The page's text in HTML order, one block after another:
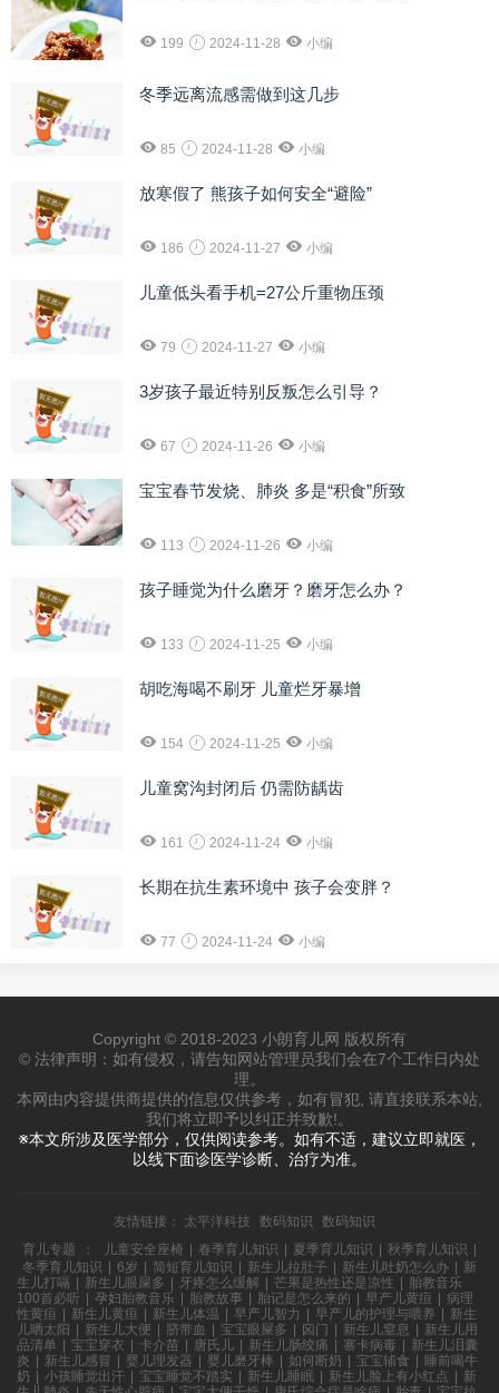
199 2024-11-28 小编
冬季远离流感需做到这几步
85 2024-11-28 小编
放寒假了 熊孩子如何安全“避险”
186 2024-11-27 小编
儿童低头看手机=27公斤重物压颈
79 2024-11-27 小编
3岁孩子最近特别反叛怎么引导？
67 2024-11-26 小编
宝宝春节发烧、肺炎 多是“积食”所致
113 2024-11-26 小编
孩子睡觉为什么磨牙？磨牙怎么办？
133 2024-11-25 小编
胡吃海喝不刷牙 儿童烂牙暴增
154 2024-11-25 小编
儿童窝沟封闭后 仍需防龋齿
161 2024-11-24 小编
长期在抗生素环境中 孩子会变胖？
77 2024-11-24 小编
Copyright © 2018-2023 小朗育儿网 版权所有
© 法律声明：如有侵权，请告知网站管理员我们会在7个工作日内处
理。
本网由内容提供商提供的信息仅供参考，如有冒犯, 请直接联系本站,
我们将立即予以纠正并致歉!。
※本文所涉及医学部分，仅供阅读参考。如有不适，建议立即就医，
以线下面诊医学诊断、治疗为准。
友情链接： 太平洋科技 数码知识
数码知识
育儿专题
： 儿童安全座椅 春季育儿知识 夏季育儿知识 秋季育儿知识
冬季育儿知识
6岁 简短育儿知识 新生儿拉肚子 新生儿吐奶怎么办
新
生儿打嗝
新生儿眼屎多 牙疼怎么缓解 芒果是热性还是凉性
胎教音乐
100首必听
孕妇胎教音乐 胎教故事 胎记是怎么来的 早产儿黄疸
病理
性黄疸
新生儿黄疸 新生儿体温 早产儿智力 早产儿的护理与喂养
新生
儿晒太阳
新生儿大便 脐带血 宝宝眼屎多 囟门 新生儿窒息
新生儿用
品清单
宝宝穿衣 卡介苗 唐氏儿 新生儿肠绞痛 寨卡病毒
新生儿泪囊
炎
新生儿感冒 婴儿理发器 婴儿磨牙棒 如何断奶 宝宝辅食
睡前喝牛
奶
小孩睡觉出汗 宝宝睡觉不踏实 新生儿睡眠 新生儿脸上有小红点
新